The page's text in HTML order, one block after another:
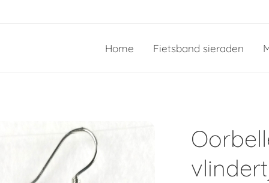
Home Fietsband sieraden